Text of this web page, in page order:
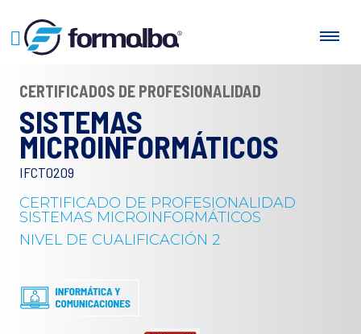
CERTIFICADOS DE PROFESIONALIDAD
SISTEMAS
MICROINFORMÁTICOS
IFCT0209
CERTIFICADO DE PROFESIONALIDAD
SISTEMAS MICROINFORMÁTICOS
NIVEL DE CUALIFICACIÓN 2